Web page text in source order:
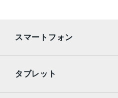
スマートフォン
タブレット